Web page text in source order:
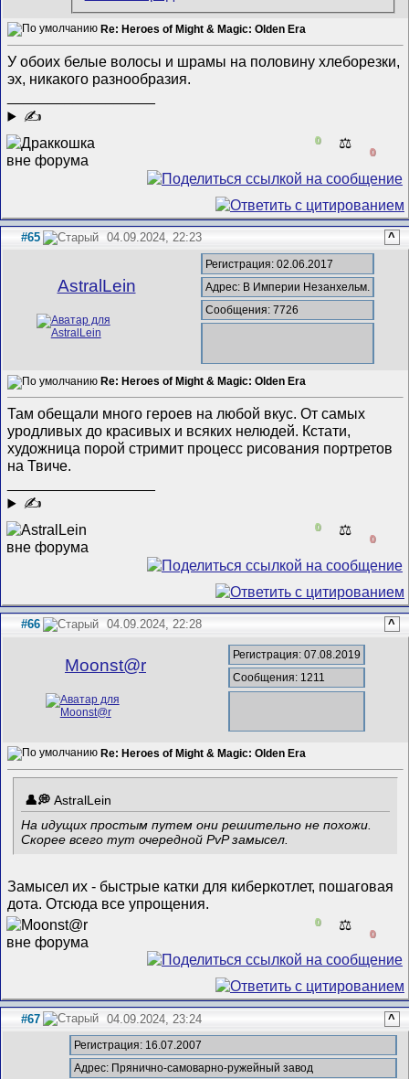
Re: Heroes of Might & Magic: Olden Era
У обоих белые волосы и шрамы на половину хлеборезки,
эх, никакого разнообразия.
✍
0 ⚖️
0
#65 04.09.2024, 22:23 ^
AstralLein
Регистрация: 02.06.2017
Адрес: В Империи Незанхельм.
Сообщения: 7726
Re: Heroes of Might & Magic: Olden Era
Там обещали много героев на любой вкус. От самых
уродливых до красивых и всяких нелюдей. Кстати,
художница порой стримит процесс рисования портретов
на Твиче.
✍
0 ⚖️
0
#66 04.09.2024, 22:28 ^
Mооnst@r
Регистрация: 07.08.2019
Сообщения: 1211
Re: Heroes of Might & Magic: Olden Era
AstralLein
На идущих простым путем они решительно не похожи.
Скорее всего тут очередной PvP замысел.
Замысел их - быстрые катки для киберкотлет, пошаговая
дота. Отсюда все упрощения.
0 ⚖️
0
#67 04.09.2024, 23:24 ^
Регистрация: 16.07.2007
Адрес: Прянично-самоварно-ружейный завод